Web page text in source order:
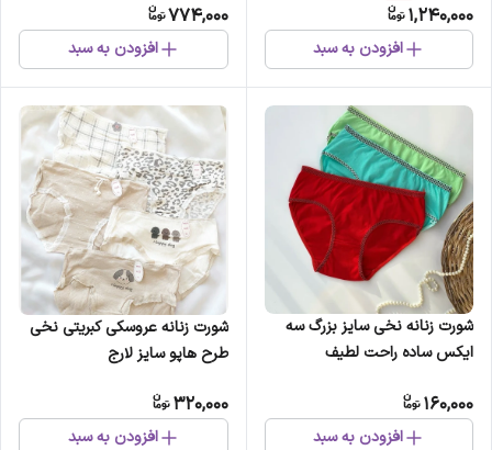
1,240,000
افزودن به سبد
774,000
افزودن به سبد
شورت زنانه نخی سایز بزرگ سه
ایکس ساده راحت لطیف
160,000
افزودن به سبد
شورت زنانه عروسکی کبریتی نخی
طرح هاپو سایز لارج
320,000
افزودن به سبد